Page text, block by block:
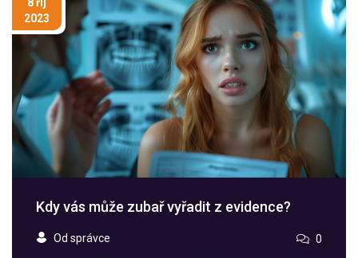
2023
Kdy vás může zubař vyřadit z evidence?
Od správce 0